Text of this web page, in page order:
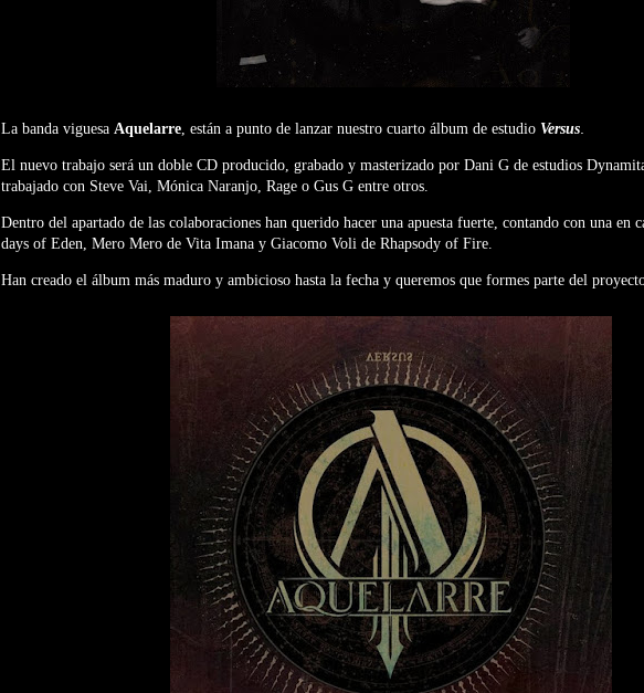
La banda viguesa Aquelarre, están a punto de lanzar nuestro cuarto álbum de estudio Versus
El nuevo trabajo será un doble CD producido, grabado y masterizado por Dani G de estudios
trabajado con Steve Vai, Mónica Naranjo, Rage o Gus G entre otros.
Dentro del apartado de las colaboraciones han querido hacer una apuesta fuerte, contando con una en
days of Eden, Mero Mero de Vita Imana y Giacomo Voli de Rhapsody of Fire.
Han creado el álbum más maduro y ambicioso hasta la fecha y queremos que formes parte del